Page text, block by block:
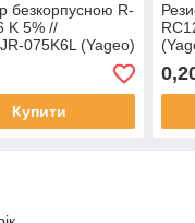
безкорпусною R-
K 5% //
075K6L (Yageo)
Купити